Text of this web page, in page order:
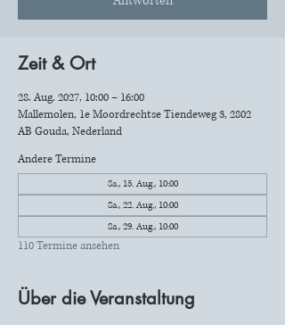
Zeit & Ort
28. Aug. 2027, 10:00 – 16:00
Mallemolen, 1e Moordrechtse Tiendeweg 3, 2802
AB Gouda, Nederland
Andere Termine
Sa., 15. Aug., 10:00
Sa., 22. Aug., 10:00
Sa., 29. Aug., 10:00
110 Termine ansehen
Über die Veranstaltung